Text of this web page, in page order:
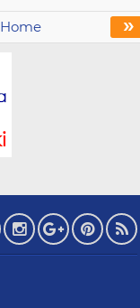
»
Home